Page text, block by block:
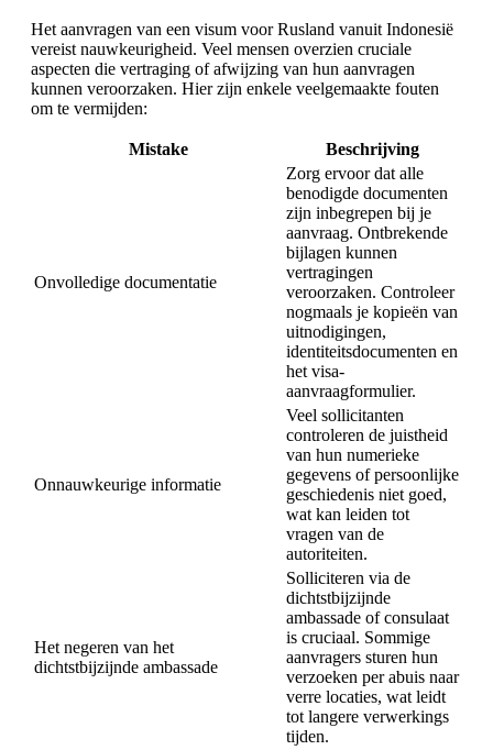
Het aanvragen van een visum voor Rusland vanuit Indonesië
vereist nauwkeurigheid. Veel mensen overzien cruciale
aspecten die vertraging of afwijzing van hun aanvragen
kunnen veroorzaken. Hier zijn enkele veelgemaakte fouten
om te vermijden:
Mistake Beschrijving
Onvolledige documentatie
Zorg ervoor dat alle
benodigde documenten
zijn inbegrepen bij je
aanvraag. Ontbrekende
bijlagen kunnen
vertragingen
veroorzaken. Controleer
nogmaals je kopieën van
uitnodigingen,
identiteitsdocumenten en
het visa-
aanvraagformulier.
Onnauwkeurige informatie
Veel sollicitanten
controleren de juistheid
van hun numerieke
gegevens of persoonlijke
geschiedenis niet goed,
wat kan leiden tot
vragen van de
autoriteiten.
Het negeren van het
dichtstbijzijnde ambassade
Solliciteren via de
dichtstbijzijnde
ambassade of consulaat
is cruciaal. Sommige
aanvragers sturen hun
verzoeken per abuis naar
verre locaties, wat leidt
tot langere verwerkings
tijden.